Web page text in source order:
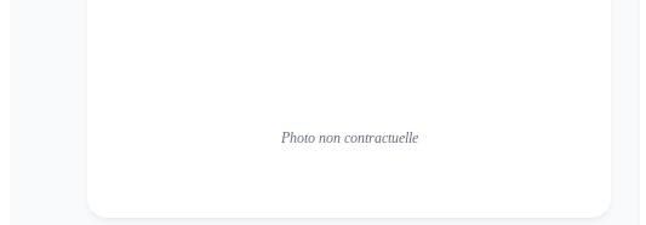
Photo non contractuelle